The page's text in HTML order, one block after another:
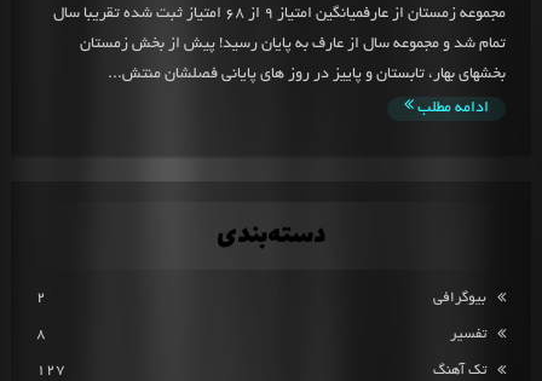
مجموعه زمستان از عارفمیانگین امتیاز 9 از 68 امتیاز ثبت شده تقریبا سال
تمام شد و مجموعه سال از عارف به پایان رسید! پیش از بخش زمستان
بخشهای بهار، تابستان و پاییز در روز های پایانی فصلشان منتش...
ادامه مطلب
دسته‌بندی
بیوگرافی 2
تفسیر 8
تک آهنگ 127